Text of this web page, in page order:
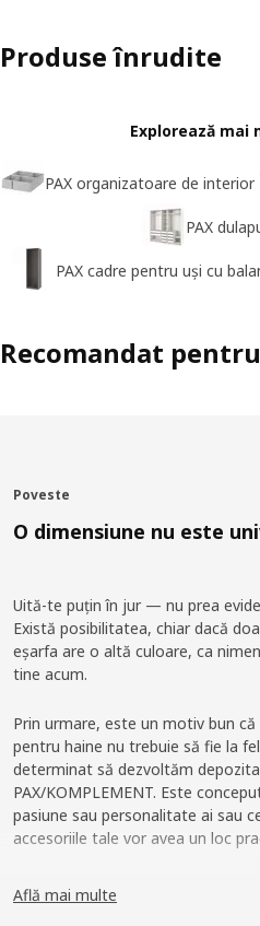
Produse înrudite
Explorează mai
PAX organizatoare de interior
PAX
PAX cadre pentru uși cu
Recomandat
Poveste
O dimensiune nu este
Uită-te puțin în jur — nu prea
Există posibilitatea, chiar dacă
eșarfa are o altă culoare, ca
tine acum.
Prin urmare, este un motiv bun
pentru haine nu trebuie să fie la
determinat să dezvoltăm
PAX/KOMPLEMENT. Este
pasiune sau personalitate ai sau
accesoriile tale vor avea un loc
Evoluția soluțiilor de
Află mai multe